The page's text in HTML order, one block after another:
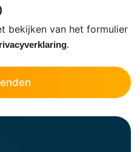
bekijken van het formulier
.